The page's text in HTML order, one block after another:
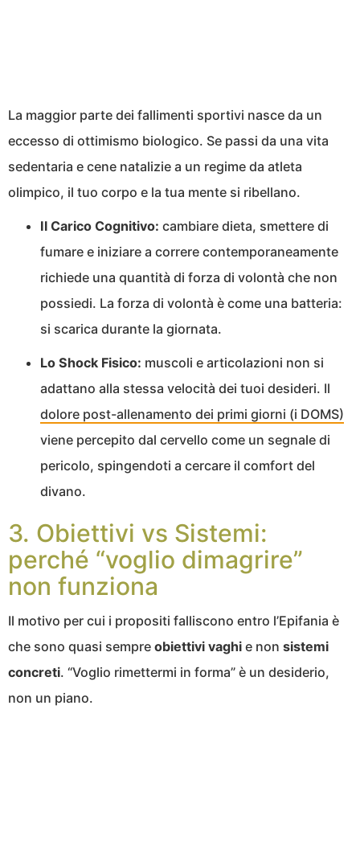
La maggior parte dei fallimenti sportivi nasce da un
eccesso di ottimismo biologico. Se passi da una vita
sedentaria e cene natalizie a un regime da atleta
olimpico, il tuo corpo e la tua mente si ribellano.
Il Carico Cognitivo: cambiare dieta, smettere di
fumare e iniziare a correre contemporaneamente
richiede una quantità di forza di volontà che non
possiedi. La forza di volontà è come una batteria:
si scarica durante la giornata.
Lo Shock Fisico: muscoli e articolazioni non si
adattano alla stessa velocità dei tuoi desideri. Il
dolore post-allenamento dei primi giorni (i DOMS)
viene percepito dal cervello come un segnale di
pericolo, spingendoti a cercare il comfort del
divano.
3. Obiettivi vs Sistemi:
perché “voglio dimagrire”
non funziona
Il motivo per cui i propositi falliscono entro l’Epifania è
che sono quasi sempre obiettivi vaghi e non sistemi
concreti. “Voglio rimettermi in forma” è un desiderio,
non un piano.